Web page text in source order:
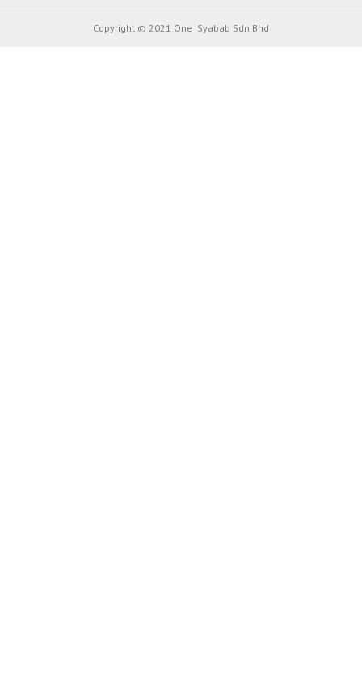
Copyright © 2021 One Syabab Sdn Bhd